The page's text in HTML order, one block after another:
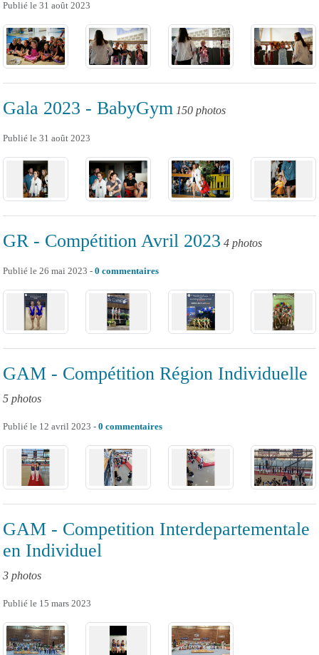
Publié le 31 août 2023
Gala 2023 - BabyGym 150 photos
Publié le 31 août 2023
GR - Compétition Avril 2023 4 photos
Publié le 26 mai 2023 - 0 commentaires
GAM - Compétition Région Individuelle
5 photos
Publié le 12 avril 2023 - 0 commentaires
GAM - Competition Interdepartementale
en Individuel
3 photos
Publié le 15 mars 2023